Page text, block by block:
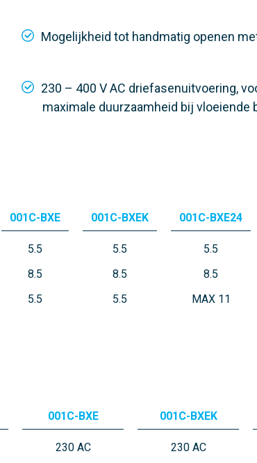
Mogelijkheid tot handmatig openen
230 – 400 V AC driefasenuitvoering,
maximale duurzaamheid bij vloeiende
001C-BXE
5.5
8.5
5.5
001C-BXEK
5.5
8.5
5.5
001C-BXE24
5.5
8.5
MAX 11
001C-BXE
230 AC
001C-BXEK
230 AC